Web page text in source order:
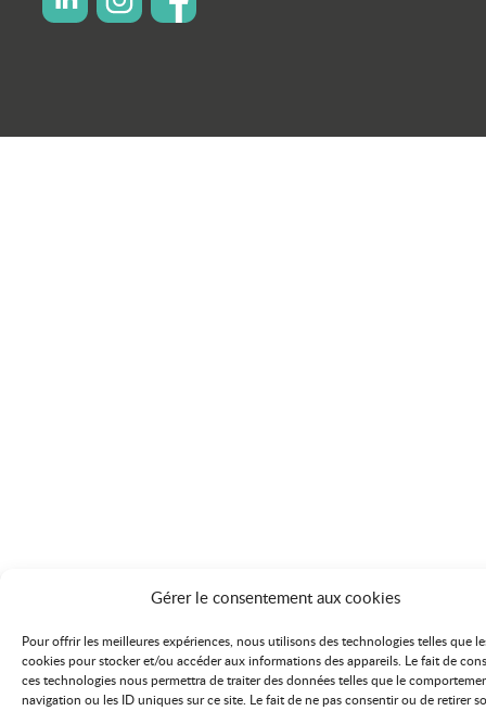
Gérer le consentement aux cookies
Pour offrir les meilleures expériences, nous utilisons des technologies telles que
cookies pour stocker et/ou accéder aux informations des appareils. Le fait de
ces technologies nous permettra de traiter des données telles que le
navigation ou les ID uniques sur ce site. Le fait de ne pas consentir ou de retirer